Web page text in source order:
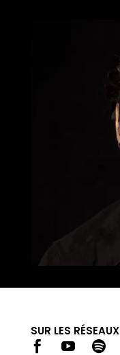
SUR LES RÉSEAUX
  